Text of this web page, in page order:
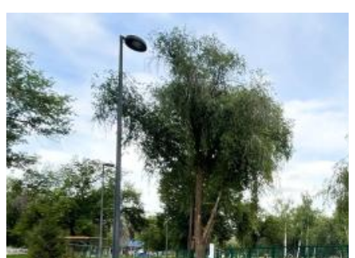
Станцию умягчения воды в Отрадном запустят до конца лета
07.08.2026 | 13:22
Учебные заведения Самарской области приглашают к участию
в конкурсе команд вузов
07.08.2026 | 13:08
Востребованная специальность: в Самарской области растёт
интерес к службе по контракту в войсках беспилотных систем
07.08.2026 | 12:58
В Самаре водитель Toyota Camry сбил 9-летнюю девочку на
пешеходном переходе
07.08.2026 | 12:21
Самарцам рассказали, какие травмы бывают при падении
ребенка из окна
07.08.2026 | 12:19
Как региональный конкурс "Достояние губернии" помогает
предпринимателям выходить на новый уровень